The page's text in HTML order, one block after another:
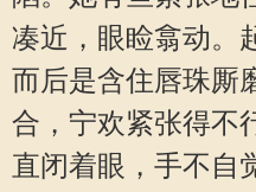
凑近，眼睑翕动。
而后是含住唇珠厮
合，宁欢紧张得不
直闭着眼，手不自